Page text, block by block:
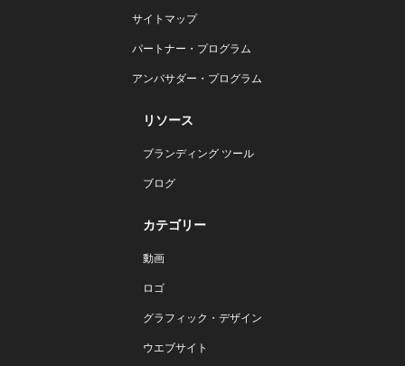
サイトマップ
パートナー・プログラム
アンバサダー・プログラム
リソース
ブランディング ツール
ブログ
カテゴリー
動画
ロゴ
グラフィック・デザイン
ウエブサイト